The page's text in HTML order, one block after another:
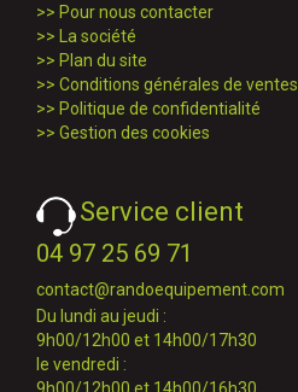
>> Pour nous contacter
>> La société
>> Plan du site
>> Conditions générales de ventes
>> Politique de confidentialité
>> Gestion des cookies
Service client
04 97 25 69 71
contact@randoequipement.com
Du lundi au jeudi :
9h00/12h00 et 14h00/17h30
le vendredi :